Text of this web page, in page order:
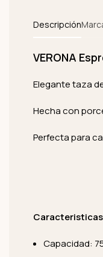
Descripción
VERONA
Elegante taza
Hecha con
Perfecta para
Caracteristicas
Capacidad: